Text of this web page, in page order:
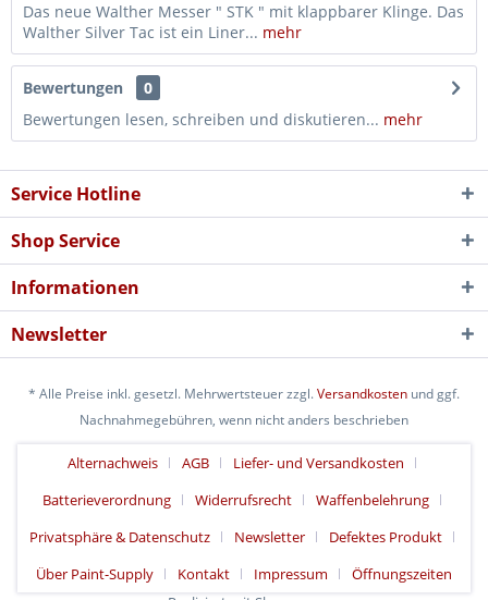
Das neue Walther Messer " STK " mit klappbarer Klinge. Das
Walther Silver Tac ist ein Liner... mehr
Bewertungen
0
Bewertungen lesen, schreiben und diskutieren... mehr
Service Hotline
Shop Service
Informationen
Newsletter
* Alle Preise inkl. gesetzl. Mehrwertsteuer zzgl.Versandkosten und ggf.
Nachnahmegebühren, wenn nicht anders beschrieben
Alternachweis AGB
Liefer- und Versandkosten
Batterieverordnung
Widerrufsrecht
Waffenbelehrung
Privatsphäre & Datenschutz
Newsletter
Defektes Produkt
Über Paint-Supply
Kontakt Impressum
Öffnungszeiten